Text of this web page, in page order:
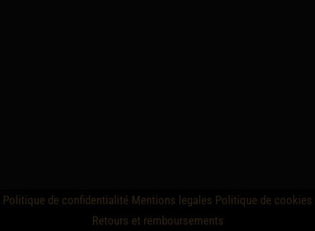
Politique de confidentialité Mentions legales Politique de cookies
Retours et remboursements